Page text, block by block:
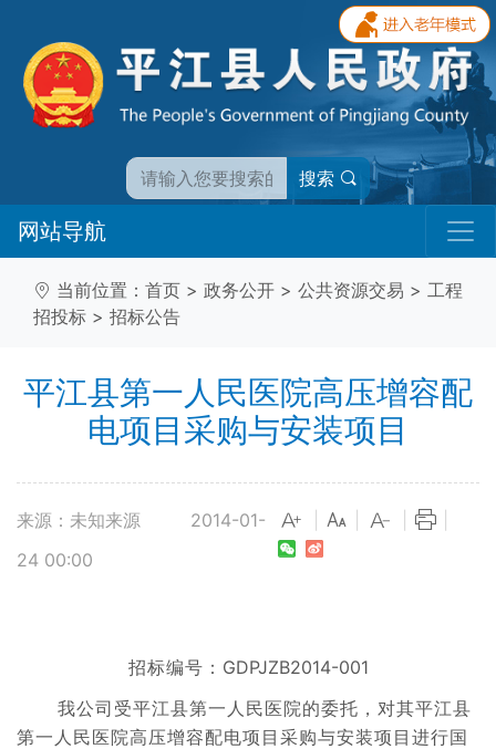
搜索
网站导航
当前位置： 首页 > 政务公开 > 公共资源交易 > 工程
招投标 > 招标公告
平江县第一人民医院高压增容配
电项目采购与安装项目
来源：未知来源
2014-01-
24 00:00
招标编号： GDPJZB2014-001
我公司受平江县第一人民医院的委托，对其平江县
第一人民医院高压增容配电项目采购与安装项目 进行国